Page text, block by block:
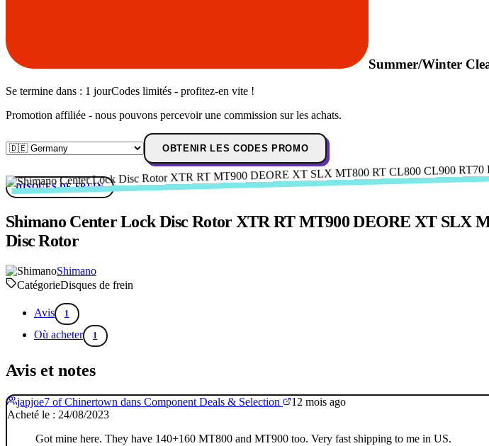
Summer/Winter
Se termine dans : 1 jourCodes limités - profitez-en vite !
Promotion affiliée - nous pouvons percevoir une commission sur les achats.
OBTENIR LES CODES PROMO
DISQUES DE FREIN
Shimano Center Lock Disc Rotor XTR RT MT900 DEORE XT SLX
Disc Rotor
Shimano
CatégorieDisques de frein
Avis 1
Où acheter 1
Avis et notes
japjoe7 of Chinertown dans Component Deals & Selection
12 mois ago
Acheté le : 24/08/2023
Got mine here. They have 140+160 MT800 and MT900 too. Very fast shipping to me in US.